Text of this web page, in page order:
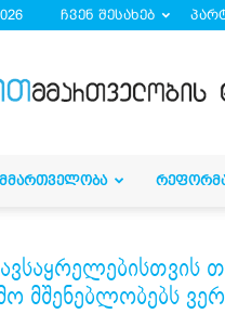
ჩვენ შესახებ
მშენებლობებს